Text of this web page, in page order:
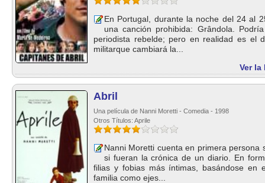
En Portugal, durante la noche del 24 al
una canción prohibida: Grândola.
periodista rebelde; pero en realidad es el
militarque cambiará la...
Ver la
Abril
Una película de Nanni Moretti - Comedia - 1998
Otros Títulos: Aprile
Nanni Moretti cuenta en primera persona
si fueran la crónica de un diario. En
filias y fobias más íntimas, basándose
familia como ejes...